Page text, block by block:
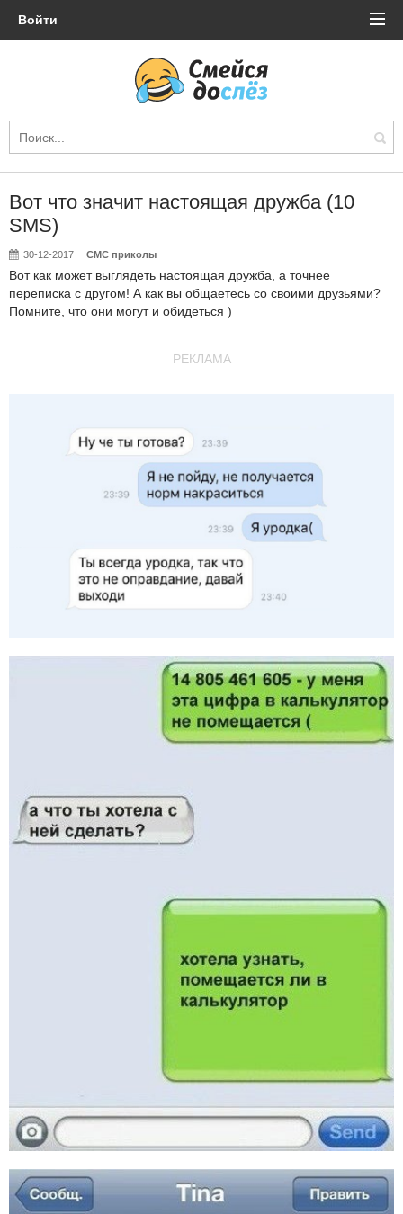
Войти
Вот что значит настоящая дружба (10
SMS)
30-12-2017 СМС приколы
Вот как может выглядеть настоящая дружба, а точнее
переписка с другом! А как вы общаетесь со своими друзьями?
Помните, что они могут и обидеться )
РЕКЛАМА